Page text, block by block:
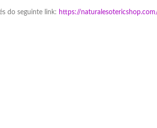
do seguinte link: https://